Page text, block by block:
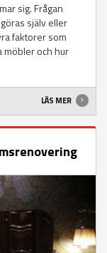
sig. Frågan
själv eller
faktorer som
möbler och hur
LÄS MER